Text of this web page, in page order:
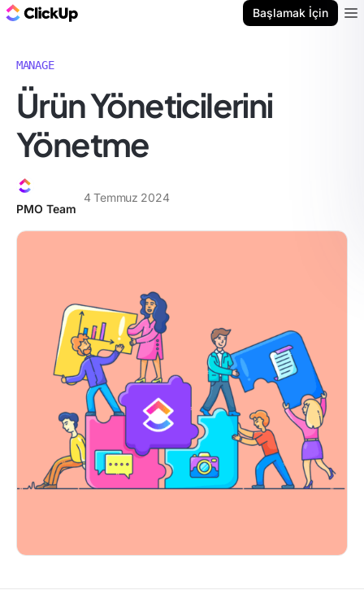
Başlamak İçin
MANAGE
Ürün Yöneticilerini
Yönetme
PMO Team
4 Temmuz 2024